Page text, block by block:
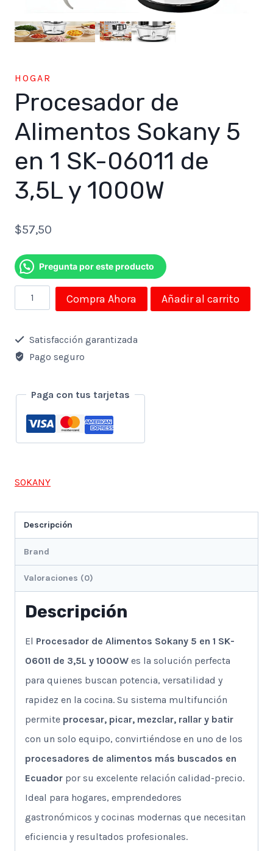
HOGAR
Procesador de
Alimentos Sokany 5
en 1 SK-06011 de
3,5L y 1000W
$57,50
Pregunta por este producto
Procesador
de
Alimentos
Sokany
en
SK-
3,5L
y
1000W
cantidad
Compra Ahora Añadir al carrito
Satisfacción garantizada
Pago seguro
Paga con tus tarjetas
SOKANY
Descripción
Brand
Valoraciones (0)
Descripción
El Procesador de Alimentos Sokany 5 en 1 SK-
06011 de 3,5L y 1000W es la solución perfecta
para quienes buscan potencia, versatilidad y
rapidez en la cocina. Su sistema multifunción
permite procesar, picar, mezclar, rallar y batir
con un solo equipo, convirtiéndose en uno de los
procesadores de alimentos más buscados en
Ecuador por su excelente relación calidad-precio.
Ideal para hogares, emprendedores
gastronómicos y cocinas modernas que necesitan
eficiencia y resultados profesionales.